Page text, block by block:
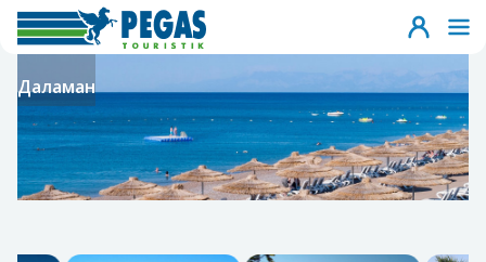
Даламан